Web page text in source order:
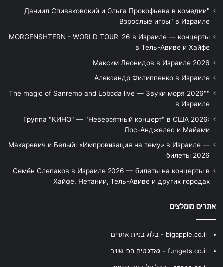
"Даниил Спиваковский и Ольга Прокофьева в комедии
Взрослые игры" в Израиле
MORGENSHTERN - WORLD TOUR '26 в Израиле — концерты
в Тель-Авиве и Хайфе
Максим Леонидов в Израиле 2026
Александр Филиппенко в Израиле
"The magic of Sanremo and Loboda live — Звуки моря 2026"
в Израиле
Группа "КИНО" — "Невероятный концерт" в США 2026:
Лос-Анджелес и Майами
Макаревич и Белый: «Импровизация на тему» в Израиле —
билеты 2026
Семён Слепаков в Израиле 2026 — билеты на концерты в
Хайфе, Нетании, Тель-Авиве и других городах
אתרים מומלצים
bigapple.co.il - בלוג בניית אתרים
fungets.co.il - גאדג'טים הכי שווים